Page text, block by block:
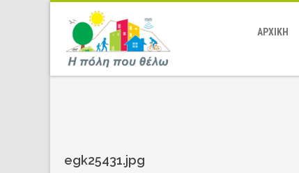
ΑΡΧΙΚΗ
egk25431.jpg